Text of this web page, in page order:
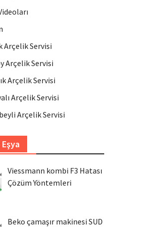
Arçelik Servisi
Arçelik Servisi
Arçelik Servisi
Arçelik Servisi
Arçelik Servisi
Viessmann kombi F3 Hatası
Çözüm Yöntemleri
Beko çamaşır makinesi SUD